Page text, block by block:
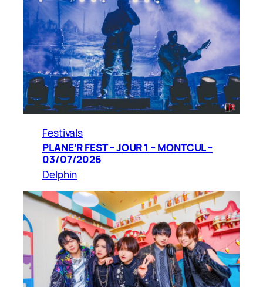
Festivals
PLANE’R FEST – JOUR 1 – MONTCUL –
03/07/2026
Delphin